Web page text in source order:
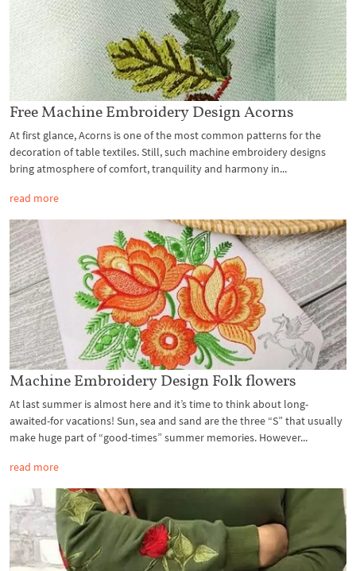
Free Machine Embroidery Design Acorns
At first glance, Acorns is one of the most common patterns for the
decoration of table textiles. Still, such machine embroidery designs
bring atmosphere of comfort, tranquility and harmony in...
read more
Machine Embroidery Design Folk flowers
At last summer is almost here and it’s time to think about long-
awaited-for vacations! Sun, sea and sand are the three “S” that usually
make huge part of “good-times” summer memories. However...
read more